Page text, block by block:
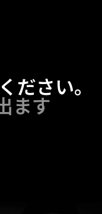
ださい。
ます